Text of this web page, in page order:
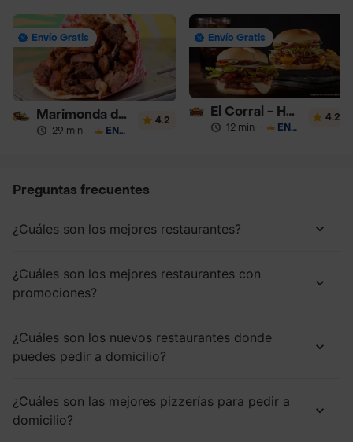
Envío Gratis
Marimonda del Mono
29 min · ENVÍO GRATIS
4.2
Envío Gratis
El Corral - Hamburguesa
12 min · ENVÍO GRATIS
4.2
Preguntas frecuentes
¿Cuáles son los mejores restaurantes?
¿Cuáles son los mejores restaurantes con
promociones?
¿Cuáles son los nuevos restaurantes donde
puedes pedir a domicilio?
¿Cuáles son las mejores pizzerías para pedir a
domicilio?